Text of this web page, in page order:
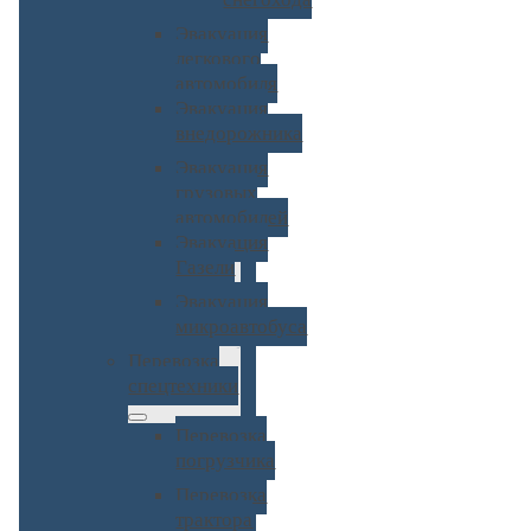
Эвакуация
легкового
автомобиля
Эвакуация
внедорожника
Эвакуация
грузовых
автомобилей
Эвакуация
Газели
Эвакуация
микроавтобуса
Перевозка
спецтехники
Перевозка
погрузчика
Перевозка
трактора